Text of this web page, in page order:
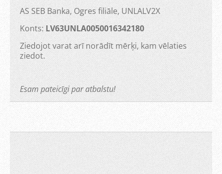
AS SEB Banka, Ogres filiāle, UNLALV2X
Konts: LV63UNLA0050016342180
Ziedojot varat arī norādīt mērķi, kam vēlaties
ziedot.
Esam pateicīgi par atbalstu!